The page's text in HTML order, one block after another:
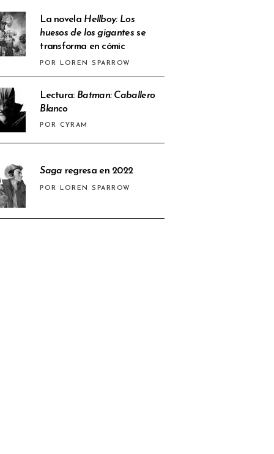
La novela Hellboy: Los
huesos de los gigantesse
transforma en cómic
POR LOREN SPARROW
Lectura: Batman: Caballero
Blanco
POR CYRAM
Saga regresa en 2022
POR LOREN SPARROW